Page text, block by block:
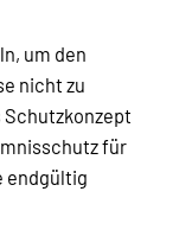
um den
nicht zu
für
endgültig